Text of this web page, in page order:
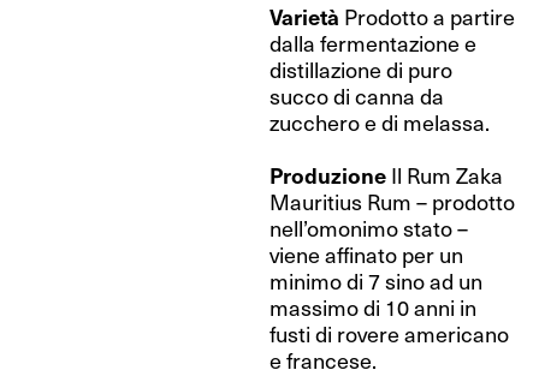
Varietà Prodotto a partire
dalla fermentazione e
distillazione di puro
succo di canna da
zucchero e di melassa.
Produzione Il Rum Zaka
Mauritius Rum – prodotto
nell’omonimo stato –
viene affinato per un
minimo di 7 sino ad un
massimo di 10 anni in
fusti di rovere americano
e francese.